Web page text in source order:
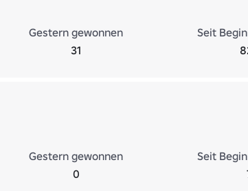
Gestern gewonnen
31
Seit
Gestern gewonnen
0
Seit